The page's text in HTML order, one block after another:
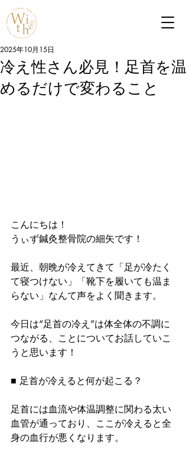
冷え性さん必見！足首を温
めるだけで変わること
2025年10月15日
こんにちは！
うぃず鍼灸整骨院の細矢です！
最近、朝晩が冷えてきて「足が冷たく
て寝つけない」「靴下を履いても温ま
らない」なんて声をよく聞きます。
今日は“足首の冷え”は体全体の不調に
つながる、ことについてお話していこ
うと思います！
■ 足首が冷えると何が起こる？
足首には血流や体温調整に関わる太い
血管が通っており、ここが冷えると全
身の血行が悪くなります。